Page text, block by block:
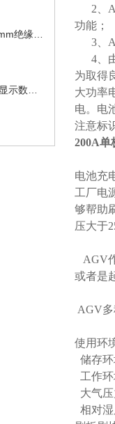
2、
功能；
3、
4、由
为取得
大功率
电。电
注意标
200A单
电池充
工厂电
够帮助
压大于
AGV
或者是
AGV
使用环
储存
工作
大气压
相对湿